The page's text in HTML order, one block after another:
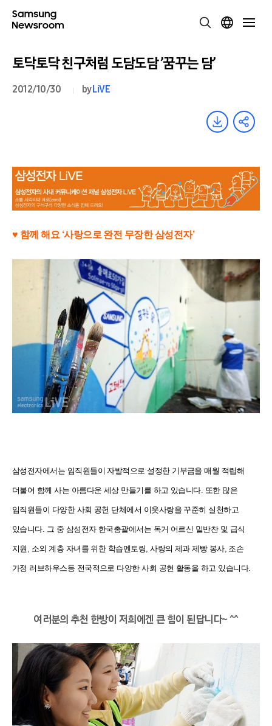
토닥토닥 친구처럼 도담도담 ’꿈꾸는 담’
2012/10/30 byLiVE
♥ 함께 해요 ‘사랑으로 완전 무장한 삼성전자’
삼성전자에서는 임직원들이 자발적으로 설정한 기부금을 매월 적립해
더불어 함께 사는 아름다운 세상 만들기를 하고 있습니다. 또한 많은
임직원들이 다양한 사회 공헌 단체에서 이웃사랑을 꾸준히 실천하고
있습니다. 그 중 삼성전자 한국총괄에서는 독거 어르신 밑반찬 및 급식
지원, 소외 계층 자녀를 위한 학습멘토링, 사랑의 제과 제빵 봉사, 조손
가정 러브하우스등 전국적으로 다양한 사회 공헌 활동을 하고 있습니다.
여러분의 추천 한방이 저희에겐 큰 힘이 된답니다~ ^^